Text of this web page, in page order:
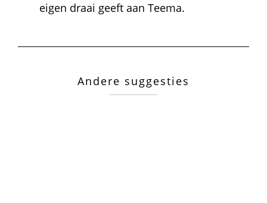
eigen draai geeft aan Teema.
Andere suggesties